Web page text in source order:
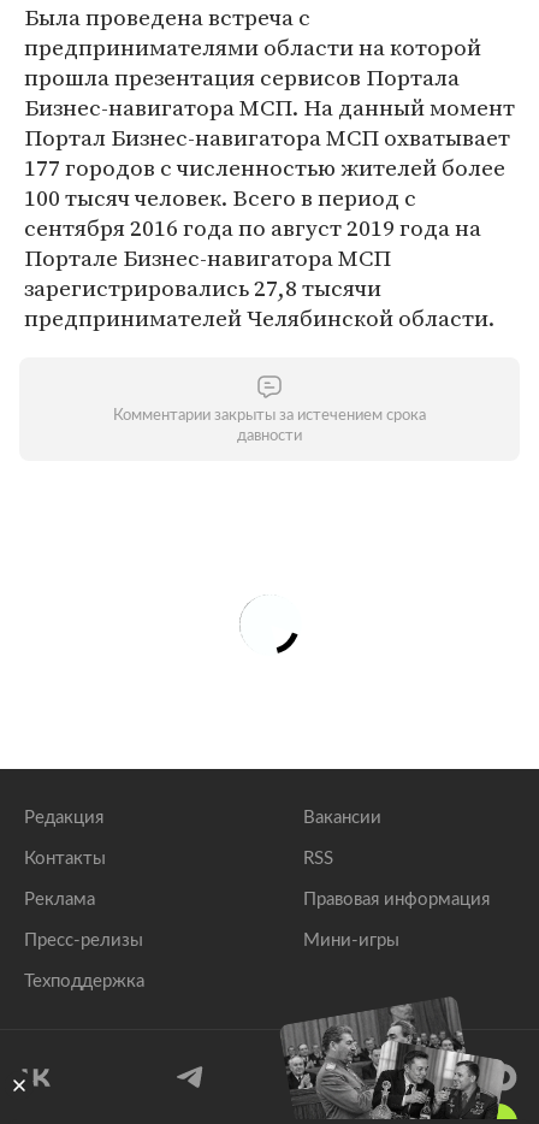
Была проведена встреча с
предпринимателями области на которой
прошла презентация сервисов Портала
Бизнес-навигатора МСП. На данный момент
Портал Бизнес-навигатора МСП охватывает
177 городов с численностью жителей более
100 тысяч человек. Всего в период с
сентября 2016 года по август 2019 года на
Портале Бизнес-навигатора МСП
зарегистрировались 27,8 тысячи
предпринимателей Челябинской области.
Комментарии закрыты за истечением срока
давности
Редакция
Контакты
Реклама
Пресс-релизы
Техподдержка
Вакансии
RSS
Правовая информация
Мини-игры